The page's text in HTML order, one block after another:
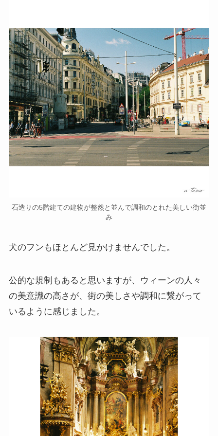
石造りの5階建ての建物が整然と並んで調和のとれた美しい街並
み
犬のフンもほとんど見かけませんでした。
公的な規制もあると思いますが、ウィーンの人々
の美意識の高さが、街の美しさや調和に繋がって
いるように感じました。